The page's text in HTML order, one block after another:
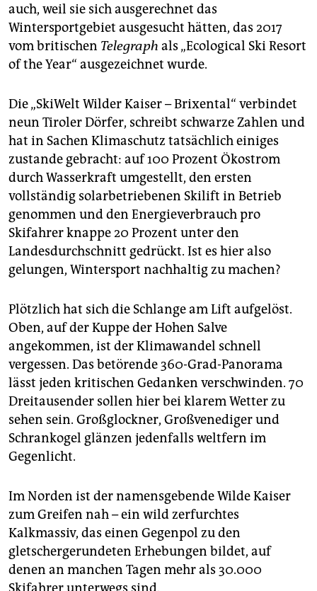
auch, weil sie sich ausgerechnet das
Wintersportgebiet ausgesucht hätten, das 2017
vom britischen Telegraph als „Ecological Ski Resort
of the Year“ ausgezeichnet wurde.
Die „SkiWelt Wilder Kaiser – Brixental“ verbindet
neun Tiroler Dörfer, schreibt schwarze Zahlen und
hat in Sachen Klimaschutz tatsächlich einiges
zustande gebracht: auf 100 Prozent Ökostrom
durch Wasserkraft umgestellt, den ersten
vollständig solarbetriebenen Skilift in Betrieb
genommen und den Energieverbrauch pro
Skifahrer knappe 20 Prozent unter den
Landesdurchschnitt gedrückt. Ist es hier also
gelungen, Wintersport nachhaltig zu machen?
Plötzlich hat sich die Schlange am Lift aufgelöst.
Oben, auf der Kuppe der Hohen Salve
angekommen, ist der Klimawandel schnell
vergessen. Das betörende 360-Grad-Panorama
lässt jeden kritischen Gedanken verschwinden. 70
Dreitausender sollen hier bei klarem Wetter zu
sehen sein. Großglockner, Großvenediger und
Schrankogel glänzen jedenfalls weltfern im
Gegenlicht.
Im Norden ist der namensgebende Wilde Kaiser
zum Greifen nah – ein wild zerfurchtes
Kalkmassiv, das einen Gegenpol zu den
gletschergerundeten Erhebungen bildet, auf
denen an manchen Tagen mehr als 30.000